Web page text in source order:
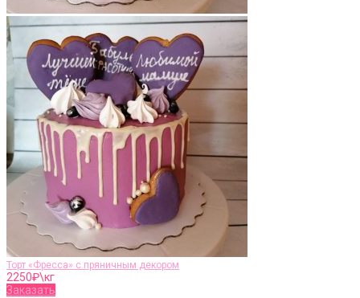
Торт «Фресса» с пряничным декором
2250₽\кг
Заказать